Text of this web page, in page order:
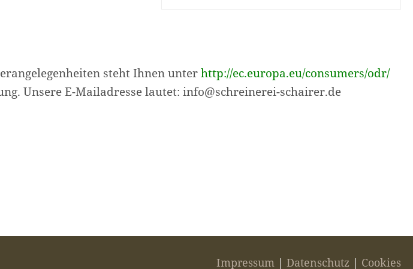
steht Ihnen unter http://ec.europa.eu/consumers/odr/
Unsere E-Mailadresse lautet: info@schreinerei-schairer.de
Impressum | Datenschutz | Cookies